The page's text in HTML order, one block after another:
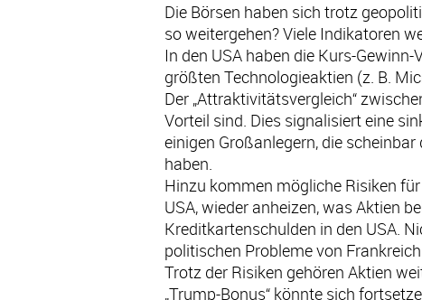
Die Börsen haben sich trotz
so weitergehen? Viele Indikatoren
In den USA haben die Kurs-
größten Technologieaktien (z. B.
Der „Attraktivitätsvergleich“
Vorteil sind. Dies signalisiert eine
einigen Großanlegern, die
haben.
Hinzu kommen mögliche Risiken
USA, wieder anheizen, was Aktien
Kreditkartenschulden in den USA.
politischen Probleme von
Trotz der Risiken gehören Aktien
„Trump-Bonus“ könnte sich